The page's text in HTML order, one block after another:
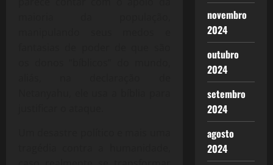
novembro
2024
outubro
2024
setembro
2024
agosto
2024